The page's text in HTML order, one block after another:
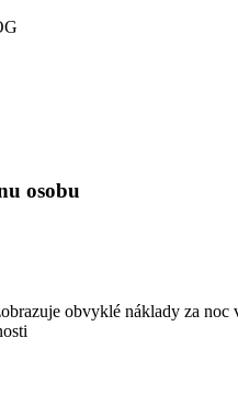
osobu
obvyklé náklady za noc